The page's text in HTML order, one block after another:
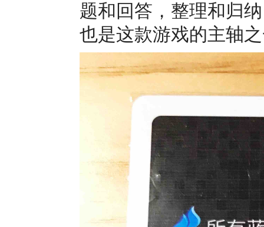
题和回答，整理和归
也是这款游戏的主轴